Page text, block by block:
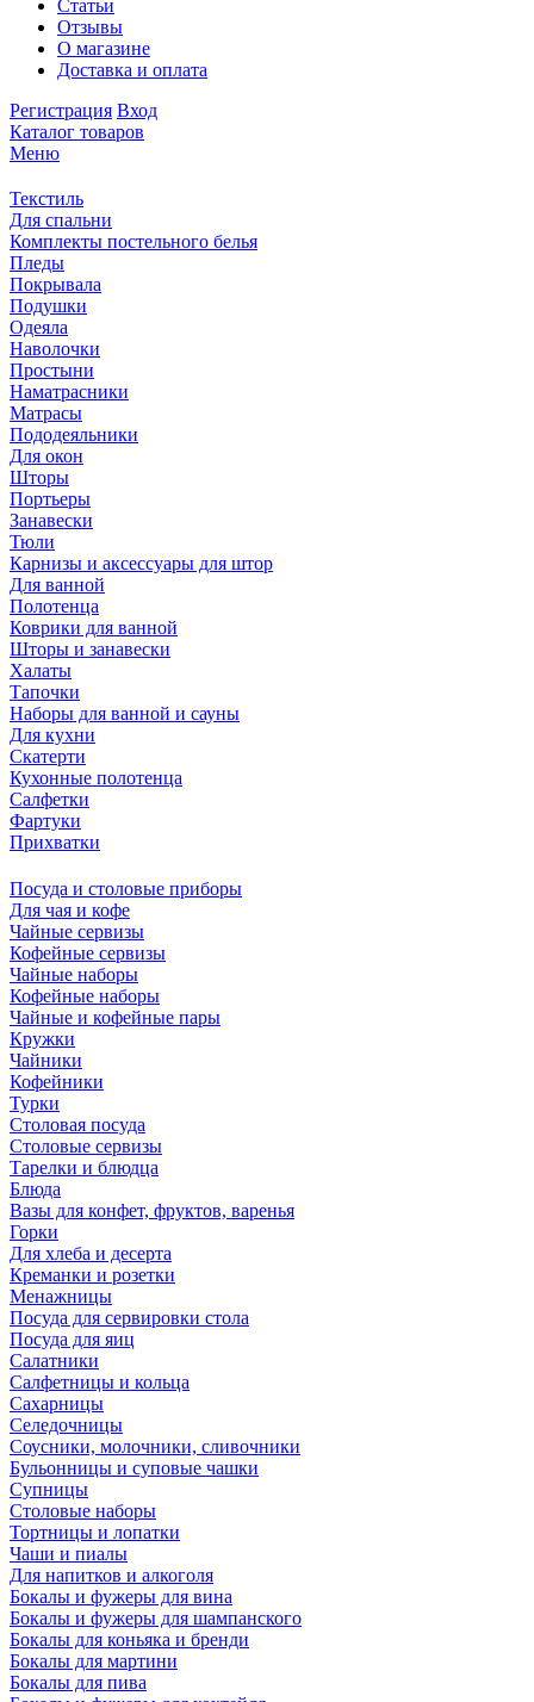
Статьи
Отзывы
О магазине
Доставка и оплата
Регистрация Вход
Каталог товаров
Меню
Текстиль
Для спальни
Комплекты постельного белья
Пледы
Покрывала
Подушки
Одеяла
Наволочки
Простыни
Наматрасники
Матрасы
Пододеяльники
Для окон
Шторы
Портьеры
Занавески
Тюли
Карнизы и аксессуары для штор
Для ванной
Полотенца
Коврики для ванной
Шторы и занавески
Халаты
Тапочки
Наборы для ванной и сауны
Для кухни
Скатерти
Кухонные полотенца
Салфетки
Фартуки
Прихватки
Посуда и столовые приборы
Для чая и кофе
Чайные сервизы
Кофейные сервизы
Чайные наборы
Кофейные наборы
Чайные и кофейные пары
Кружки
Чайники
Кофейники
Турки
Столовая посуда
Столовые сервизы
Тарелки и блюдца
Блюда
Вазы для конфет, фруктов, варенья
Горки
Для хлеба и десерта
Креманки и розетки
Менажницы
Посуда для сервировки стола
Посуда для яиц
Салатники
Салфетницы и кольца
Сахарницы
Селедочницы
Соусники, молочники, сливочники
Бульонницы и суповые чашки
Супницы
Столовые наборы
Тортницы и лопатки
Чаши и пиалы
Для напитков и алкоголя
Бокалы и фужеры для вина
Бокалы и фужеры для шампанского
Бокалы для коньяка и бренди
Бокалы для мартини
Бокалы для пива